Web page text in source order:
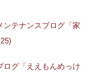
ンテナンスブログ「家
ログ「ええもんめっけ